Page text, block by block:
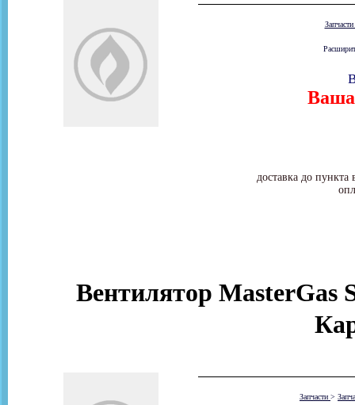
Запчасти
Ваша
доставка до
Вентилятор MasterGas
Запчасти >